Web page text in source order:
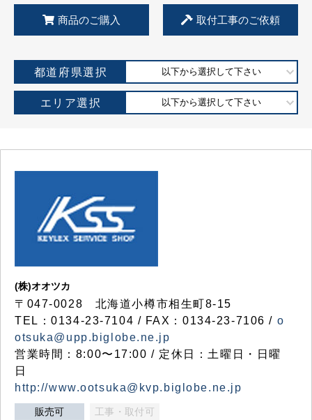
商品のご購入 取付工事のご依頼
都道府県選択 以下から選択して下さい
エリア選択 以下から選択して下さい
(株)オオツカ
〒047-0028 北海道小樽市相生町8-15
TEL：0134-23-7104 / FAX：0134-23-7106 / o
otsuka@upp.biglobe.ne.jp
営業時間：8:00〜17:00 / 定休日：土曜日・日曜
日
http://www.ootsuka@kvp.biglobe.ne.jp
販売可 工事・取付可